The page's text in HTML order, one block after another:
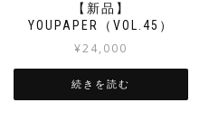
【新品】
YOUPAPER（VOL.45）
¥24,000
続きを読む